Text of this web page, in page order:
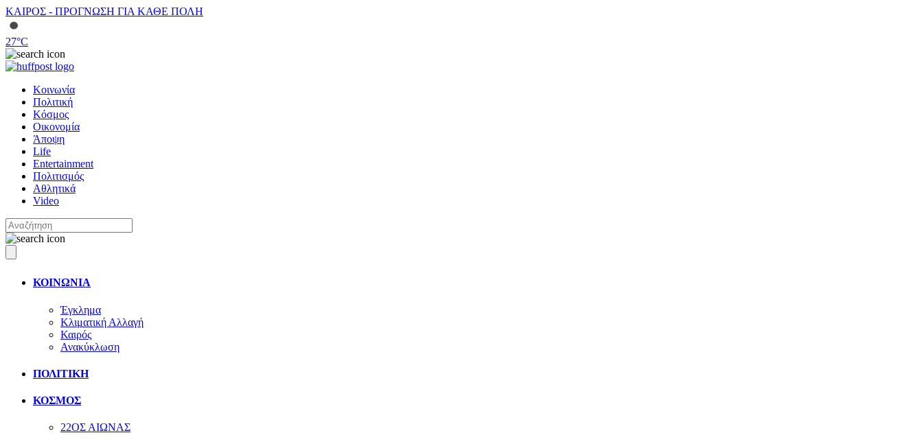
ΚΑΙΡΟΣ - ΠΡΟΓΝΩΣΗ ΓΙΑ ΚΑΘΕ ΠΟΛΗ
27°C
Κοινωνία
Πολιτική
Κόσμος
Οικονομία
Άποψη
Life
Entertainment
Πολιτισμός
Αθλητικά
Video
ΚΟΙΝΩΝΙΑ
Έγκλημα
Κλιματική Αλλαγή
Καιρός
Ανακύκλωση
ΠΟΛΙΤΙΚΗ
ΚΟΣΜΟΣ
22ΟΣ ΑΙΩΝΑΣ